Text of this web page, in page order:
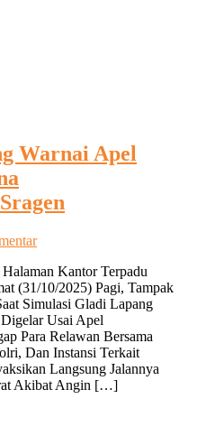
Warnai Apel
pada
Gladi
Lapang
Warnai
Apel
Kesiapsiagaan
Bencana
Hidrometeorologi
Di
Kantor Terpadu
(31/10/2025) Pagi, Tampak
Simulasi Gladi Lapang
Usai Apel
Para Relawan Bersama
Dan Instansi Terkait
Langsung Jalannya
Akibat Angin […]